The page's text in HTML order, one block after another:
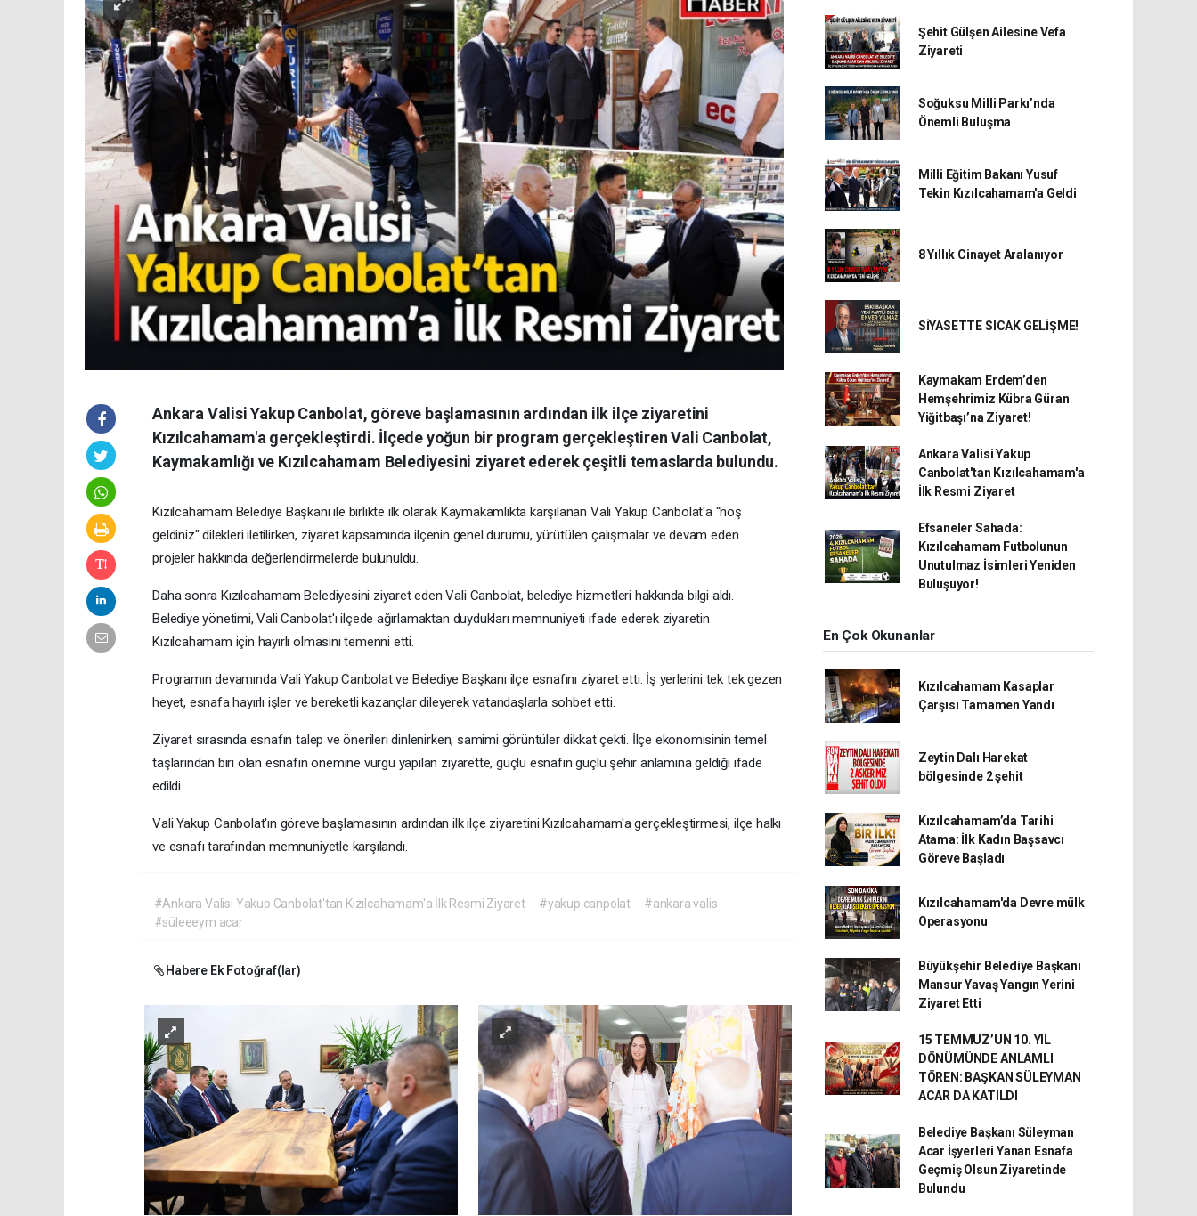
Ankara Valisi Yakup Canbolat, göreve başlamasının ardından ilk ilçe ziyaretini
Kızılcahamam'a gerçekleştirdi. İlçede yoğun bir program gerçekleştiren Vali Canbolat,
Kaymakamlığı ve Kızılcahamam Belediyesini ziyaret ederek çeşitli temaslarda bulundu.
Kızılcahamam Belediye Başkanı ile birlikte ilk olarak Kaymakamlıkta karşılanan Vali Yakup Canbolat'a "hoş
geldiniz" dilekleri iletilirken, ziyaret kapsamında ilçenin genel durumu, yürütülen çalışmalar ve devam eden
projeler hakkında değerlendirmelerde bulunuldu.
Daha sonra Kızılcahamam Belediyesini ziyaret eden Vali Canbolat, belediye hizmetleri hakkında bilgi aldı.
Belediye yönetimi, Vali Canbolat'ı ilçede ağırlamaktan duydukları memnuniyeti ifade ederek ziyaretin
Kızılcahamam için hayırlı olmasını temenni etti.
Programın devamında Vali Yakup Canbolat ve Belediye Başkanı ilçe esnafını ziyaret etti. İş yerlerini tek tek gezen
heyet, esnafa hayırlı işler ve bereketli kazançlar dileyerek vatandaşlarla sohbet etti.
Ziyaret sırasında esnafın talep ve önerileri dinlenirken, samimi görüntüler dikkat çekti. İlçe ekonomisinin temel
taşlarından biri olan esnafın önemine vurgu yapılan ziyarette, güçlü esnafın güçlü şehir anlamına geldiği ifade
edildi.
Vali Yakup Canbolat'ın göreve başlamasının ardından ilk ilçe ziyaretini Kızılcahamam'a gerçekleştirmesi, ilçe halkı
ve esnafı tarafından memnuniyetle karşılandı.
#Ankara Valisi Yakup Canbolat'tan Kızılcahamam'a İlk Resmi Ziyaret #yakup canpolat
#ankara valis
#süleeeym acar
Habere Ek Fotoğraf(lar)
Şehit Gülşen Ailesine Vefa
Ziyareti
Soğuksu Milli Parkı’nda
Önemli Buluşma
Milli Eğitim Bakanı Yusuf
Tekin Kızılcahamam'a Geldi
8 Yıllık Cinayet Aralanıyor
SİYASETTE SICAK GELİŞME!
Kaymakam Erdem’den
Hemşehrimiz Kübra Güran
Yiğitbaşı’na Ziyaret!
Ankara Valisi Yakup
Canbolat'tan Kızılcahamam'a
İlk Resmi Ziyaret
Efsaneler Sahada:
Kızılcahamam Futbolunun
Unutulmaz İsimleri Yeniden
Buluşuyor!
En Çok Okunanlar
Kızılcahamam Kasaplar
Çarşısı Tamamen Yandı
Zeytin Dalı Harekat
bölgesinde 2 şehit
Kızılcahamam’da Tarihi
Atama: İlk Kadın Başsavcı
Göreve Başladı
Kızılcahamam'da Devre mülk
Operasyonu
Büyükşehir Belediye Başkanı
Mansur Yavaş Yangın Yerini
Ziyaret Etti
15 TEMMUZ’UN 10. YIL
DÖNÜMÜNDE ANLAMLI
TÖREN: BAŞKAN SÜLEYMAN
ACAR DA KATILDI
Belediye Başkanı Süleyman
Acar İşyerleri Yanan Esnafa
Geçmiş Olsun Ziyaretinde
Bulundu